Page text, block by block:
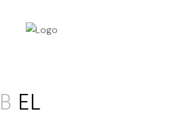
EL